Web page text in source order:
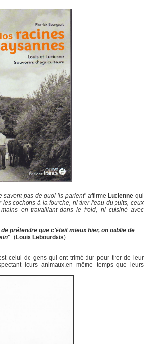
savent pas de quoi ils parlent" affirme Lucienne qui
cochons à la fourche, ni tirer l'eau du puits, ceux
en travaillant dans le froid, ni cuisiné avec
prétendre que c'était mieux hier, on oublie de
". (Louis Lebourdais)
celui de gens qui ont trimé dur pour tirer de leur
leurs animaux.en même temps que leurs